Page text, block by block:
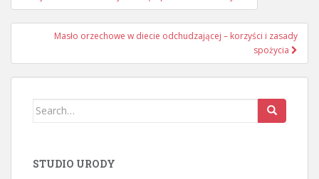
wpisu
Masło orzechowe w diecie odchudzającej – korzyści i zasady
spożycia
Search
STUDIO URODY